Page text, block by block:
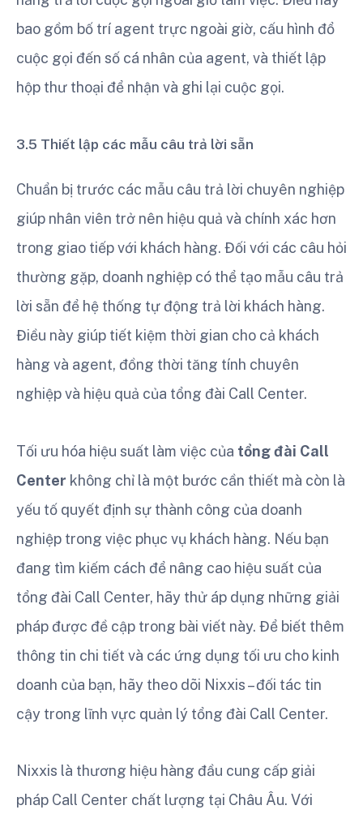
bao gồm bố trí agent trực ngoài giờ, cấu hình đổ
cuộc gọi đến số cá nhân của agent, và thiết lập
hộp thư thoại để nhận và ghi lại cuộc gọi.
3.5 Thiết lập các mẫu câu trả lời sẵn
Chuẩn bị trước các mẫu câu trả lời chuyên nghiệp
giúp nhân viên trở nên hiệu quả và chính xác hơn
trong giao tiếp với khách hàng. Đối với các câu hỏi
thường gặp, doanh nghiệp có thể tạo mẫu câu trả
lời sẵn để hệ thống tự động trả lời khách hàng.
Điều này giúp tiết kiệm thời gian cho cả khách
hàng và agent, đồng thời tăng tính chuyên
nghiệp và hiệu quả của tổng đài Call Center.
Tối ưu hóa hiệu suất làm việc của tổng đài Call
Center không chỉ là một bước cần thiết mà còn là
yếu tố quyết định sự thành công của doanh
nghiệp trong việc phục vụ khách hàng. Nếu bạn
đang tìm kiếm cách để nâng cao hiệu suất của
tổng đài Call Center, hãy thử áp dụng những giải
pháp được đề cập trong bài viết này. Để biết thêm
thông tin chi tiết và các ứng dụng tối ưu cho kinh
doanh của bạn, hãy theo dõi Nixxis – đối tác tin
cậy trong lĩnh vực quản lý tổng đài Call Center.
Nixxis là thương hiệu hàng đầu cung cấp giải
pháp Call Center chất lượng tại Châu Âu. Với